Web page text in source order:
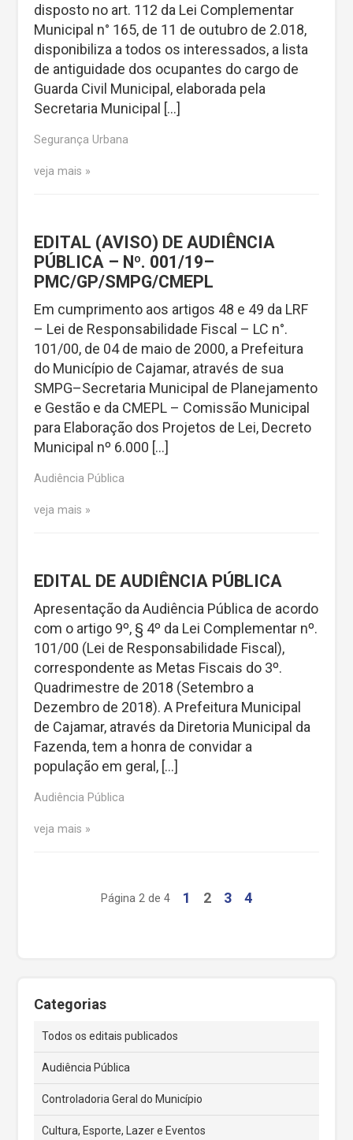
disposto no art. 112 da Lei Complementar
Municipal n° 165, de 11 de outubro de 2.018,
disponibiliza a todos os interessados, a lista
de antiguidade dos ocupantes do cargo de
Guarda Civil Municipal, elaborada pela
Secretaria Municipal […]
Segurança Urbana
veja mais
EDITAL (AVISO) DE AUDIÊNCIA
PÚBLICA – Nº. 001/19–
PMC/GP/SMPG/CMEPL
Em cumprimento aos artigos 48 e 49 da LRF
– Lei de Responsabilidade Fiscal – LC n°.
101/00, de 04 de maio de 2000, a Prefeitura
do Município de Cajamar, através de sua
SMPG–Secretaria Municipal de Planejamento
e Gestão e da CMEPL – Comissão Municipal
para Elaboração dos Projetos de Lei, Decreto
Municipal nº 6.000 […]
Audiência Pública
veja mais
EDITAL DE AUDIÊNCIA PÚBLICA
Apresentação da Audiência Pública de acordo
com o artigo 9º, § 4º da Lei Complementar nº.
101/00 (Lei de Responsabilidade Fiscal),
correspondente as Metas Fiscais do 3º.
Quadrimestre de 2018 (Setembro a
Dezembro de 2018). A Prefeitura Municipal
de Cajamar, através da Diretoria Municipal da
Fazenda, tem a honra de convidar a
população em geral, […]
Audiência Pública
veja mais
Página 2 de 4 1 2 3 4
Categorias
Todos os editais publicados
Audiência Pública
Controladoria Geral do Município
Cultura, Esporte, Lazer e Eventos